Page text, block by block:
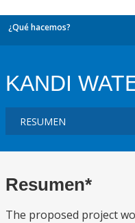
¿Qué hacemos?
KANDI
Resumen*
The proposed project